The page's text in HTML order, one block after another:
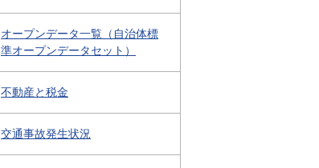
オープンデータ一覧（自治体標
準オープンデータセット）
不動産と税金
交通事故発生状況